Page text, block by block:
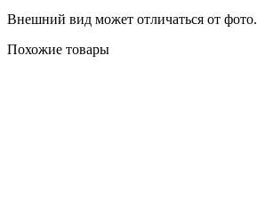
Внешний вид может отличаться от фото.
Похожие товары